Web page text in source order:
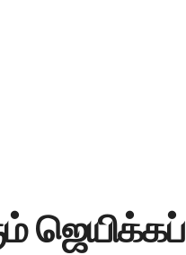
ஜெயிக்கப்